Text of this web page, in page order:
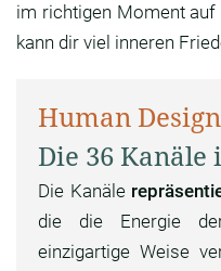
im richtigen Moment auf
kann dir viel inneren
Human
Die 36
Die Kanäle
die die Energie
einzigartige Weise